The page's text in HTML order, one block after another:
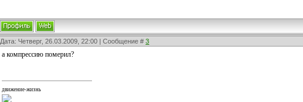
Дата: Четверг, 26.03.2009, 22:00 | Сообщение #3
а компрессию померил?
движение-жизнь